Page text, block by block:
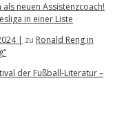
neuen Assistenzcoach!
in einer Liste
| zu Ronald Reng in
der Fußball-Literatur –